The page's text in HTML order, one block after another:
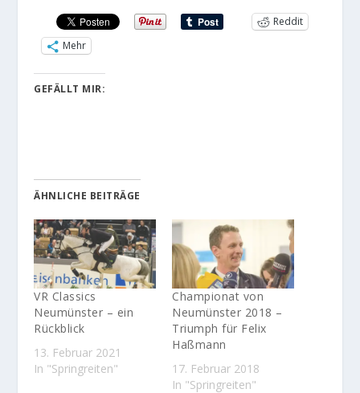
Reddit
Mehr
GEFÄLLT MIR:
ÄHNLICHE BEITRÄGE
VR Classics
Neumünster – ein
Rückblick
13. Februar 2021
In "Springreiten"
Championat von
Neumünster 2018 –
Triumph für Felix
Haßmann
17. Februar 2018
In "Springreiten"